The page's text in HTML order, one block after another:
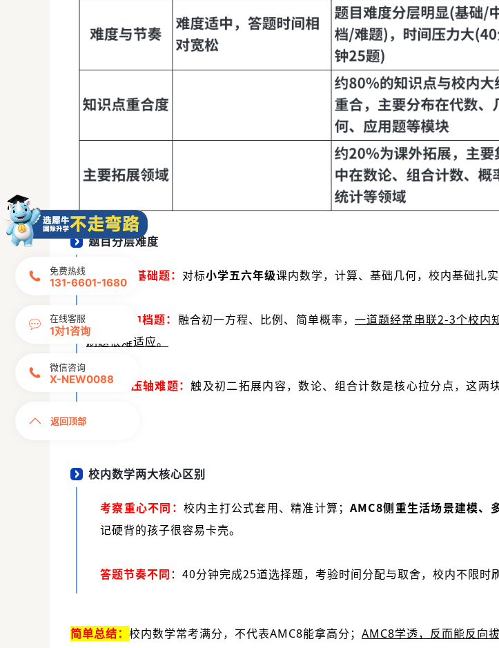
题目分层难度
🔹 前10道基础题： 对标小学五六年级课内数学，计算、基础几何，校内基础扎实
11-20中档题： 融合初一方程、比例、简单概率，一道题经常串联2-3个校内
刷题很难适应。
🔹21-25压轴难题：触及初二拓展内容，数论、组合计数是核心拉分点，这两
校内数学两大核心区别
考察重心不同： 校内主打公式套用、精准计算；AMC8侧重生活场景建模、
记硬背的孩子很容易卡壳。
答题节奏不同 ：40分钟完成25道选择题，考验时间分配与取舍，校内不限时
简单总结： 校内数学常考满分，不代表AMC8能拿高分； AMC8学透，反而能反向
免费热线
131-6601-1680
在线客服
1对1咨询
微信咨询
X-NEW0088
返回顶部